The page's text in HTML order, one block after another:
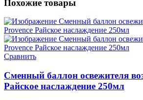
Похожие товары
Сравнить
Сменный баллон освежителя
Райское наслаждение 250мл